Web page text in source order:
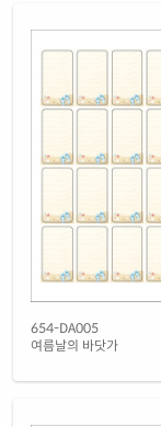
투명
CL654LT-
654-DA005
여름날의 바닷가